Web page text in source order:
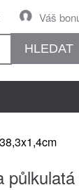
Váš
HLEDAT